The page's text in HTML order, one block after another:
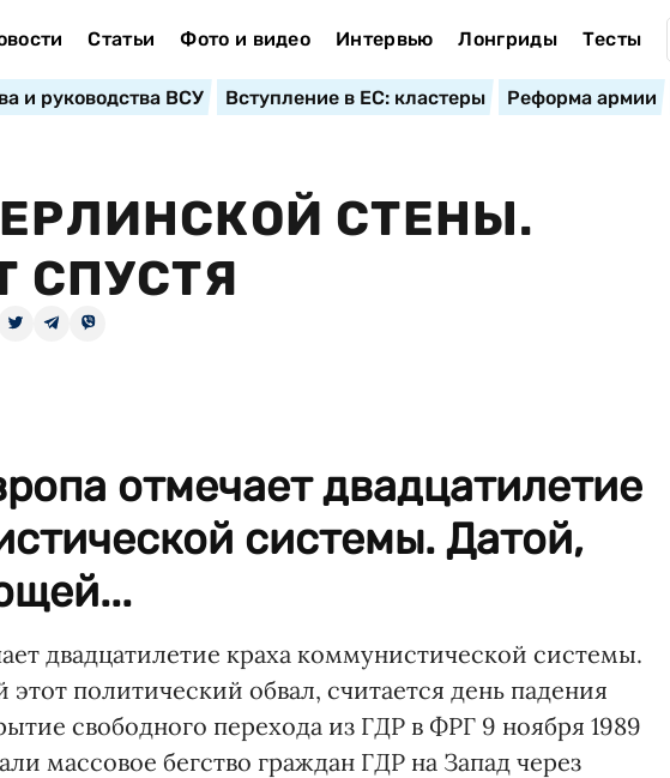
Статьи Фото и видео Интервью Лонгриды Тесты
и руководства ВСУ Вступление в ЕС: кластеры Реформа армии
СТЕНЫ.
СПУСТЯ
отмечает двадцатилетие
системы. Датой,
двадцатилетие краха коммунистической системы.
политический обвал, считается день падения
свободного перехода из ГДР в ФРГ 9 ноября 1989
массовое бегство граждан ГДР на Запад через